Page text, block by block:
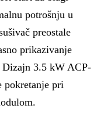
potrošnju u
preostale
prikazivanje
3.5 kW ACP-
pokretanje pri